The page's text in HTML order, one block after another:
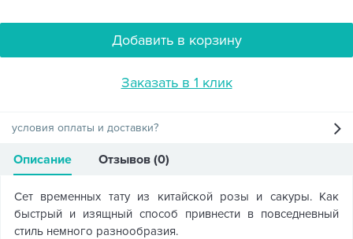
Добавить в корзину
Заказать в 1 клик
условия оплаты и доставки?
Описание Отзывов (0)
Сет временных тату из китайской розы и сакуры. Как
быстрый и изящный способ привнести в повседневный
стиль немного разнообразия.